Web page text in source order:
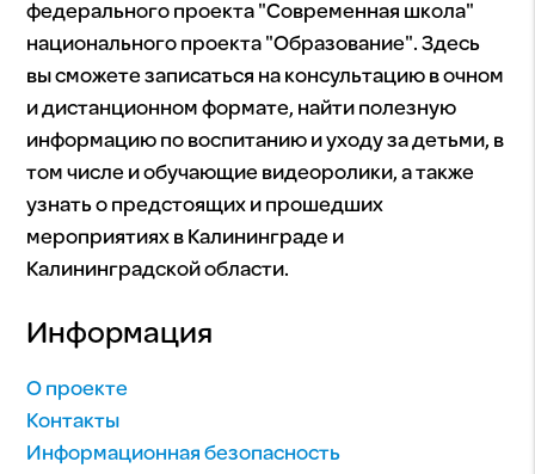
федерального проекта "Современная школа"
национального проекта "Образование". Здесь
вы сможете записаться на консультацию в очном
и дистанционном формате, найти полезную
информацию по воспитанию и уходу за детьми, в
том числе и обучающие видеоролики, а также
узнать о предстоящих и прошедших
мероприятиях в Калининграде и
Калининградской области.
Информация
О проекте
Контакты
Информационная безопасность